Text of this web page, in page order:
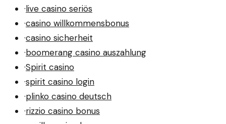
·live casino seriös
·casino willkommensbonus
·casino sicherheit
·boomerang casino auszahlung
·Spirit casino
·spirit casino login
·plinko casino deutsch
·rizzio casino bonus